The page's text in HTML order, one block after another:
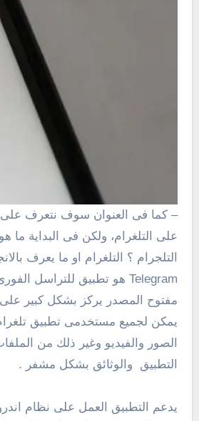
– كما فى العنوان سوف نتعرف على طريقة انشاء قناة
على التلغرام، ولكن فى البداية ما هو
التلجرام ؟ التلغرام او ما يعرف
Telegramهو تطبيق للتراسل
مفتوح المصدر يركز بشكل كبير على
يمكن لجميع مستخدمى تطبيق
الصور والفيديو وغير ذلك من
التطبيق والوثائق بشكل مشفر .